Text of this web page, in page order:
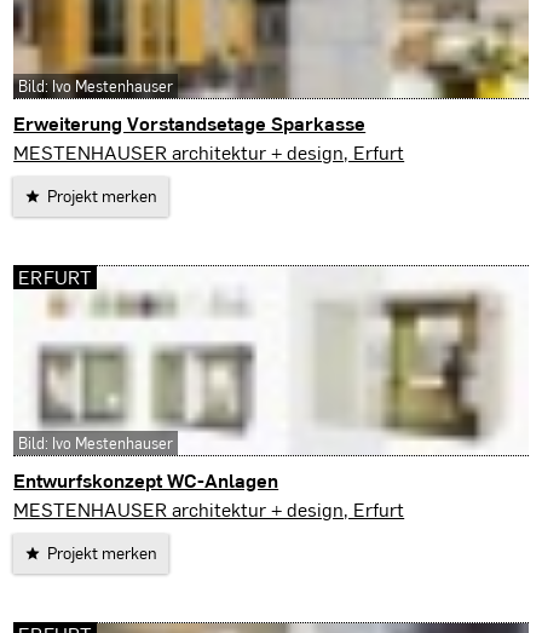
Erweiterung Vorstandsetage Sparkasse
Erfurt
MESTENHAUSER architektur + design, Erfurt
Projekt merken
Bild: Ivo Mestenhauser
Entwurfskonzept WC-Anlagen
Erfurt
MESTENHAUSER architektur + design, Erfurt
Projekt merken
ERFURT
Bild: Ivo Mestenhauser